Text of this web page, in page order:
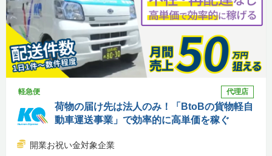
軽急便 代理店
荷物の届け先は法人のみ！「BtoBの貨物軽自
動車運送事業」で効率的に高単価を稼ぐ
開業お祝い金対象企業